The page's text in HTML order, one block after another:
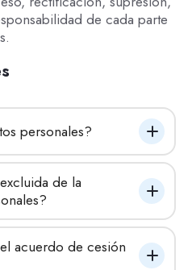
de cada parte
personales?
de la
acuerdo de cesión